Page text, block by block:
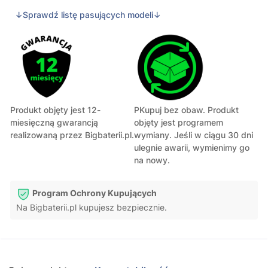
↓Sprawdź listę pasujących modeli↓
Produkt objęty jest 12-
miesięczną gwarancją
realizowaną przez Bigbaterii.pl.
PKupuj bez obaw. Produkt
objęty jest programem
wymiany. Jeśli w ciągu 30 dni
ulegnie awarii, wymienimy go
na nowy.
Program Ochrony Kupujących
Na Bigbaterii.pl kupujesz bezpiecznie.